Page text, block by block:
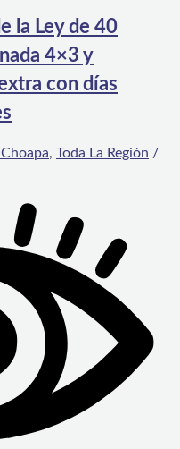
la Ley de 40
4×3 y
con días
, Toda La Región /